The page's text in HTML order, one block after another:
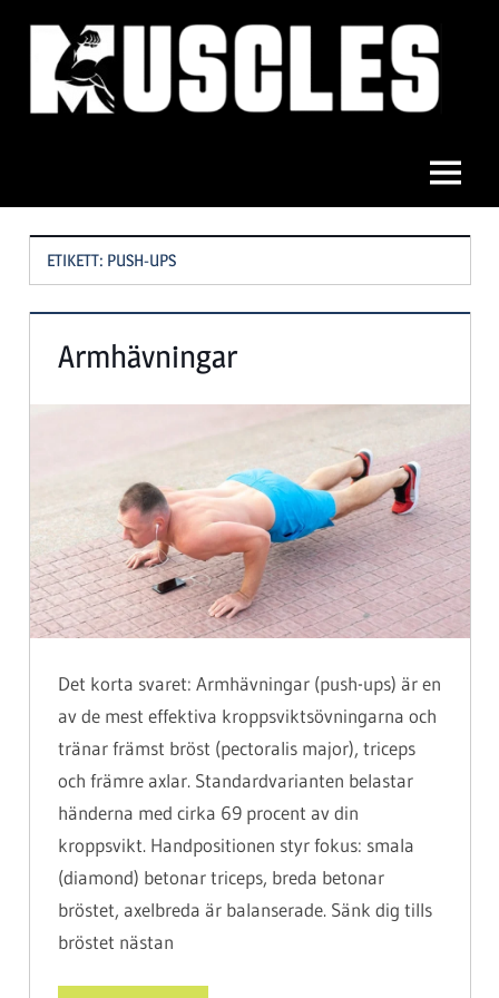
innehållMuscles
Meny
ETIKETT: PUSH-UPS
Armhävningar
Det korta svaret: Armhävningar (push-ups) är en
av de mest effektiva kroppsviktsövningarna och
tränar främst bröst (pectoralis major), triceps
och främre axlar. Standardvarianten belastar
händerna med cirka 69 procent av din
kroppsvikt. Handpositionen styr fokus: smala
(diamond) betonar triceps, breda betonar
bröstet, axelbreda är balanserade. Sänk dig tills
bröstet nästan